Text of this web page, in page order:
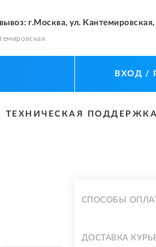
: г.Москва, ул.
ВХОД/
ТЕХНИЧЕСКАЯ ПОДДЕРЖКА
СПОСОБЫ
ДОСТАВКА